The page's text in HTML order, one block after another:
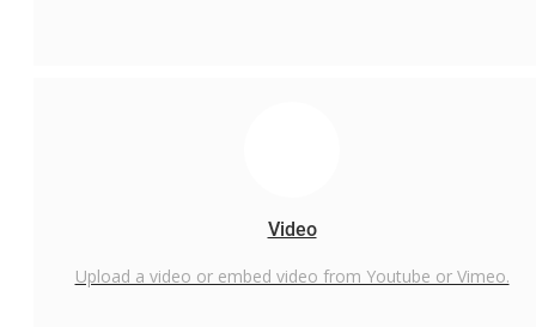
Video
Upload a video or embed video from Youtube or Vimeo.